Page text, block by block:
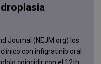
Journal (NEJM.org) los
con infigratinib oral
coincidir con el 12th